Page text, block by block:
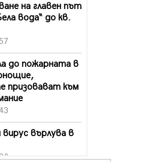
на главен път
вода“ до кв.
до пожарната в
призовават към
върлува в